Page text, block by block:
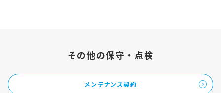
その他の保守・点検
メンテナンス契約